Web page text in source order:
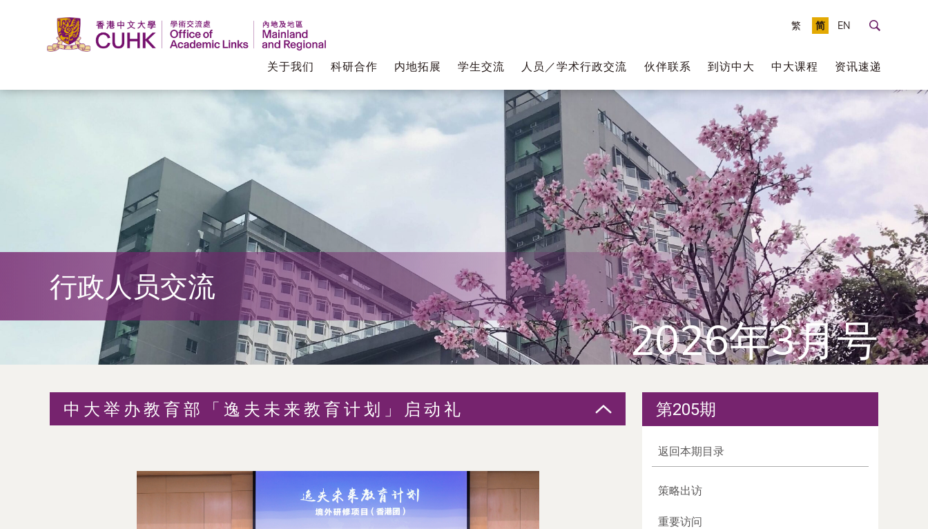
EN
繁 简
关于我们 科研合作 内地拓展 学生交流 人员／学术行政交流 伙伴联系 到访中大 中大课程 资讯速递
香
学
术
交
行政人员交流
2026年3月号
中大举办教育部「逸夫未来教育计划」启动礼 第205期
返回本期目录
策略出访
重要访问